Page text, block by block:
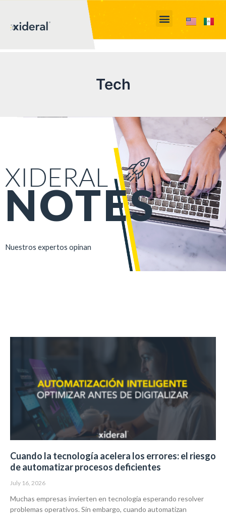
Tech
XIDERAL
NOTES
Nuestros expertos opinan
Cuando la tecnología acelera los errores: el riesgo
de automatizar procesos deficientes
July 16, 2026
Muchas empresas invierten en tecnología esperando resolver
problemas operativos. Sin embargo, cuando automatizan